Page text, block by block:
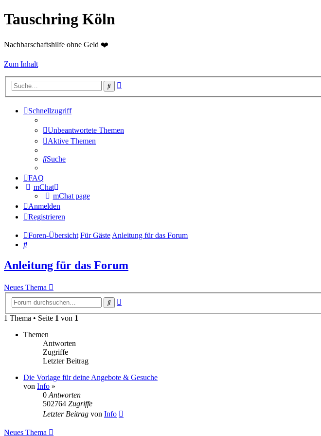
Tauschring Köln
Nachbarschaftshilfe ohne Geld ❤️
Zum Inhalt
Suche
Schnellzugriff
Unbeantwortete Themen
Aktive Themen
Suche
FAQ
mChat
mChat page
Anmelden
Registrieren
Foren-Übersicht Für GästeAnleitung für das Forum
Suche
Anleitung für das Forum
Neues Thema
Suche
1 Thema • Seite 1 von 1
Themen
Antworten
Zugriffe
Letzter Beitrag
Die Vorlage für deine Angebote & Gesuche
von Info »
0 Antworten
502764 Zugriffe
Letzter Beitrag von Info
Neues Thema